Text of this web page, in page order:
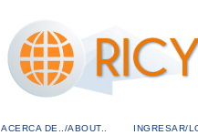
ACERCA DE../ABOUT.. INGRESAR/